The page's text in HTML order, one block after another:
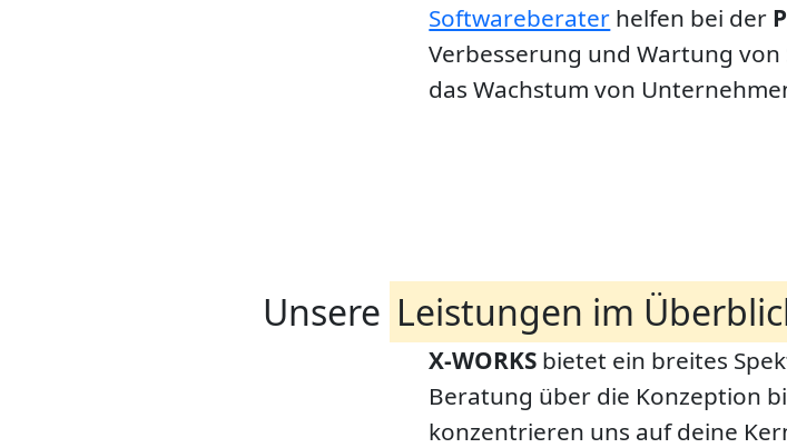
Softwareberater helfen bei der
Verbesserung und Wartung
das Wachstum von
Unsere Leistungen im
X-WORKS bietet ein breites
Beratung über die Konzeption
konzentrieren uns auf deine